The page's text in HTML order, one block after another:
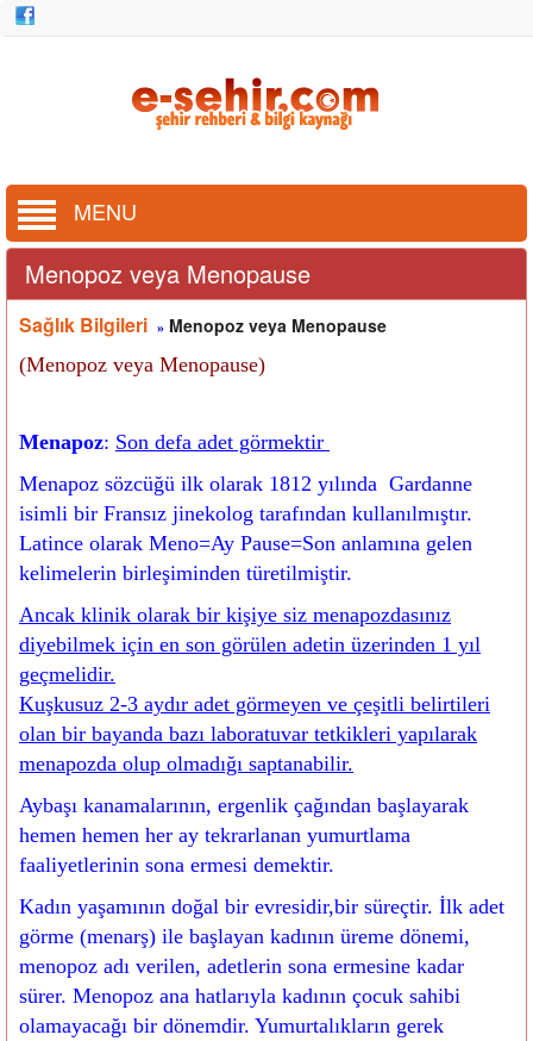
MENU
Menopoz veya Menopause
Sağlık Bilgileri » Menopoz veya Menopause
(Menopoz veya Menopause)
Menapoz: Son defa adet görmektir
Menapoz sözcüğü ilk olarak 1812 yılında Gardanne
isimli bir Fransız jinekolog tarafından kullanılmıştır.
Latince olarak Meno=Ay Pause=Son anlamına gelen
kelimelerin birleşiminden türetilmiştir.
Ancak klinik olarak bir kişiye siz menapozdasınız
diyebilmek için en son görülen adetin üzerinden 1 yıl
geçmelidir.
Kuşkusuz 2-3 aydır adet görmeyen ve çeşitli belirtileri
olan bir bayanda bazı laboratuvar tetkikleri yapılarak
menapozda olup olmadığı saptanabilir.
Aybaşı kanamalarının, ergenlik çağından başlayarak
hemen hemen her ay tekrarlanan yumurtlama
faaliyetlerinin sona ermesi demektir.
Kadın yaşamının doğal bir evresidir,bir süreçtir. İlk adet
görme (menarş) ile başlayan kadının üreme dönemi,
menopoz adı verilen, adetlerin sona ermesine kadar
sürer. Menopoz ana hatlarıyla kadının çocuk sahibi
olamayacağı bir dönemdir. Yumurtalıkların gerek